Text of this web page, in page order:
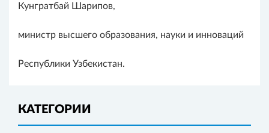
Кунгратбай Шарипов,
министр высшего образования, науки и инноваций
Республики Узбекистан.
КАТЕГОРИИ